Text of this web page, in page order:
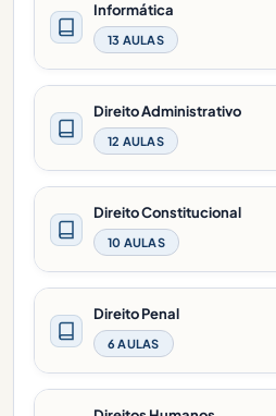
Informática
13 AULAS
Direito Administrativo
12 AULAS
Direito Constitucional
10 AULAS
Direito Penal
6 AULAS